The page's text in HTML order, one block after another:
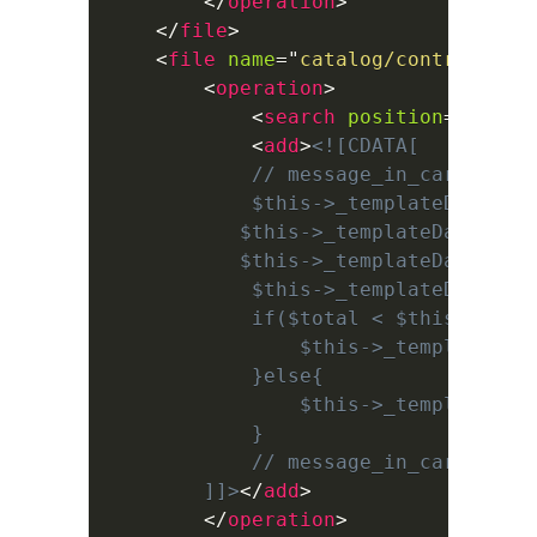
</file>
<file name=" catalog/controller/
<operation>
<search position=
<add><![CDATA[
// message_in_cart
$this-
$this-
$this-
$this-
if($total < $this-
$this-
            }else{
$this-
            }
            // message_in_cart end
		]]>
</add>
</operation>